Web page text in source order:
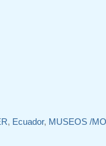
, Ecuador, MUSEOS /